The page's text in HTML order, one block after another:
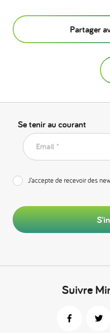
Partager
Se tenir au courant
Email *
J’accepte de recevoir des
Suivre